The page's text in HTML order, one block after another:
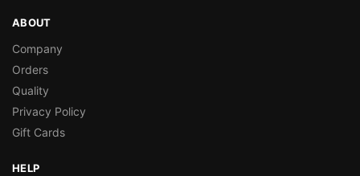
ABOUT
Company
Orders
Quality
Privacy Policy
Gift Cards
HELP